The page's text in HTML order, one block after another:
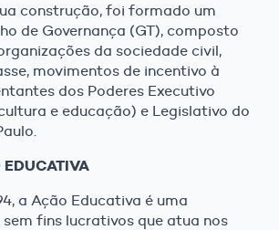
construção, foi formado um
de Governança (GT), composto
da sociedade civil,
movimentos de incentivo à
dos Poderes Executivo
e educação) e Legislativo do
a Ação Educativa é uma
fins lucrativos que atua nos